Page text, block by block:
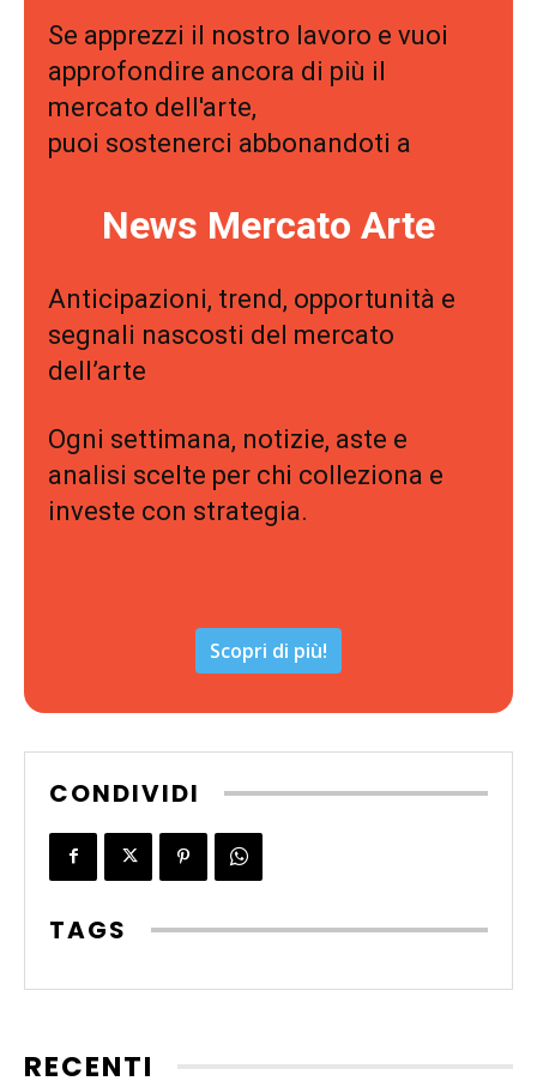
Se apprezzi il nostro lavoro e vuoi
approfondire ancora di più il
mercato dell'arte,
puoi sostenerci abbonandoti a
News Mercato Arte
Anticipazioni, trend, opportunità e
segnali nascosti del mercato
dell’arte
Ogni settimana, notizie, aste e
analisi scelte per chi colleziona e
investe con strategia.
Scopri di più!
CONDIVIDI
TAGS
RECENTI